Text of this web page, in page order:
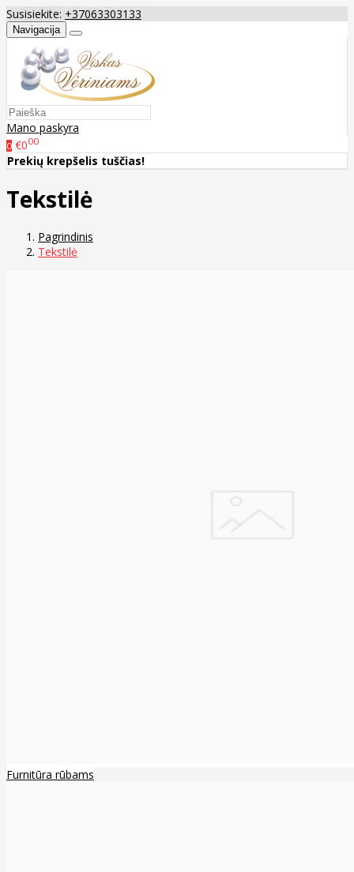
Susisiekite: +37063303133
Navigacija
Mano paskyra
0 €000
Prekių krepšelis tuščias!
Tekstilė
Pagrindinis
Tekstilė
Furnitūra rūbams